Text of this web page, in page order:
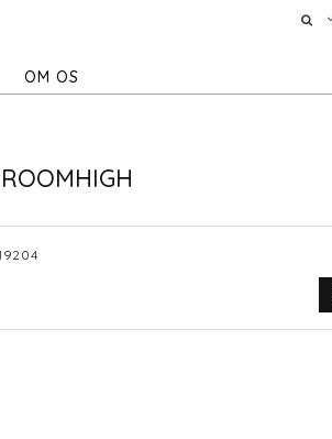
OM OS